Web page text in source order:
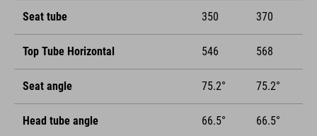
Seat tube 350 370
Top Tube Horizontal 546 568
Seat angle 75.2° 75.2°
Head tube angle 66.5° 66.5°